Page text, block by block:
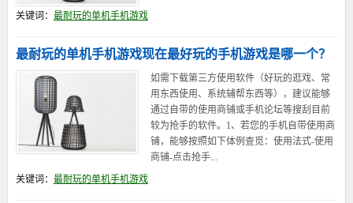
关键词： 最耐玩的单机手机游戏
最耐玩的单机手机游戏现在最好玩的手机游戏是哪一个？
如需下载第三方使用软件（好玩的逛戏、常
用东西使用、系统辅帮东西等），建议能够
通过自带的使用商铺或手机论坛等搜刮目前
较为抢手的软件。1、若您的手机自带使用商
铺，能够按照如下体例查觅：使用法式-使用
商铺-点击抢手...
关键词： 最耐玩的单机手机游戏